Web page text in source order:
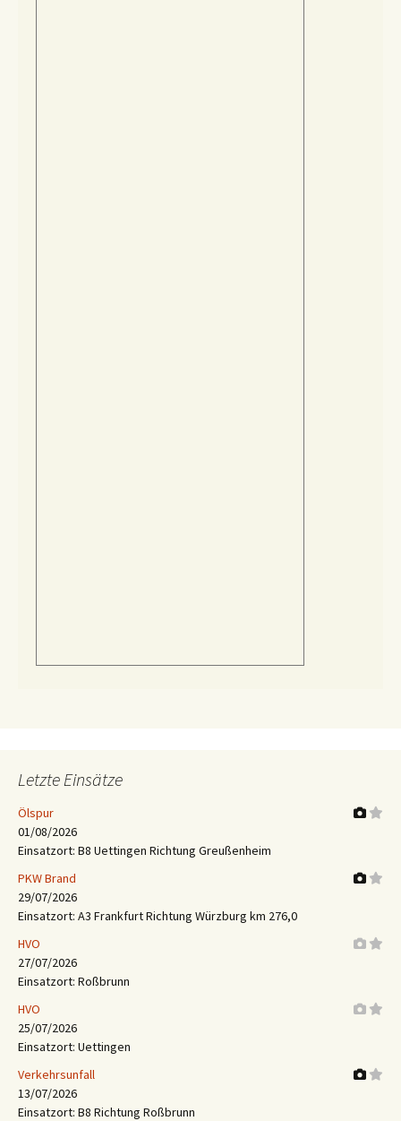
Letzte Einsätze
Ölspur
01/08/2026
Einsatzort: B8 Uettingen Richtung Greußenheim
PKW Brand
29/07/2026
Einsatzort: A3 Frankfurt Richtung Würzburg km 276,0
HVO
27/07/2026
Einsatzort: Roßbrunn
HVO
25/07/2026
Einsatzort: Uettingen
Verkehrsunfall
13/07/2026
Einsatzort: B8 Richtung Roßbrunn